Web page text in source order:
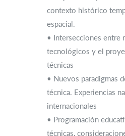
contexto histórico
espacial.
• Intersecciones entre
tecnológicos y el
técnicas
• Nuevos paradigmas
técnica. Experiencias
internacionales
• Programación
técnicas,